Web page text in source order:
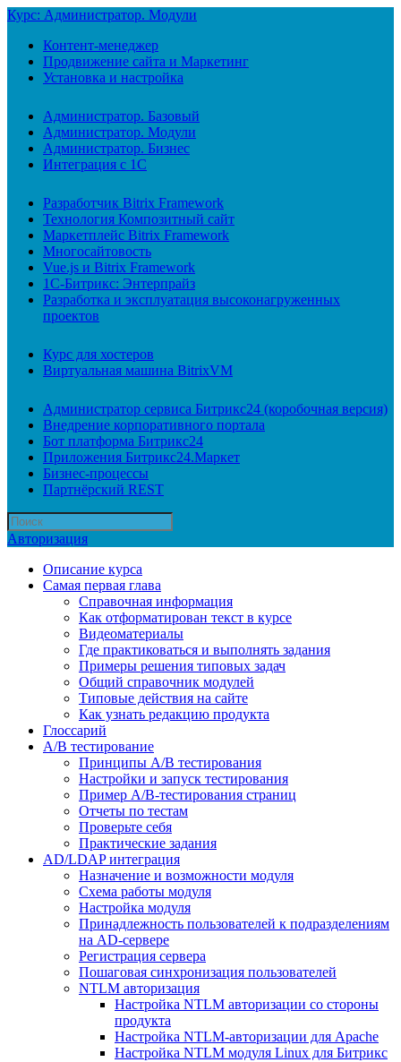
Курс: Администратор. Модули
Контент-менеджер
Продвижение сайта и Маркетинг
Установка и настройка
Администратор. Базовый
Администратор. Модули
Администратор. Бизнес
Интеграция с 1С
Разработчик Bitrix Framework
Технология Композитный сайт
Маркетплейс Bitrix Framework
Многосайтовость
Vue.js и Bitrix Framework
1С-Битрикс: Энтерпрайз
Разработка и эксплуатация высоконагруженных
проектов
Курс для хостеров
Виртуальная машина BitrixVM
Администратор сервиса Битрикс24 (коробочная версия)
Внедрение корпоративного портала
Бот платформа Битрикс24
Приложения Битрикс24.Маркет
Бизнес-процессы
Партнёрский REST
Авторизация
Описание курса
Самая первая глава
Справочная информация
Как отформатирован текст в курсе
Видеоматериалы
Где практиковаться и выполнять задания
Примеры решения типовых задач
Общий справочник модулей
Типовые действия на сайте
Как узнать редакцию продукта
Глоссарий
A/B тестирование
Принципы A/B тестирования
Настройки и запуск тестирования
Пример A/B-тестирования страниц
Отчеты по тестам
Проверьте себя
Практические задания
AD/LDAP интеграция
Назначение и возможности модуля
Схема работы модуля
Настройка модуля
Принадлежность пользователей к подразделениям
на AD-сервере
Регистрация сервера
Пошаговая синхронизация пользователей
NTLM авторизация
Настройка NTLM авторизации со стороны
продукта
Настройка NTLM-авторизации для Apache
Настройка NTLM модуля Linux для Битрикс